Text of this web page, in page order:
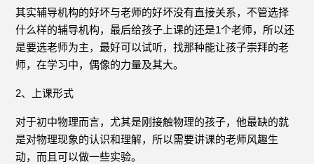
其实辅导机构的好坏与老师的好坏没有直接关系，不管选择
什么样的辅导机构，最后给孩子上课的还是1个老师，所以还
是要选老师为主，最好可以试听，找那种能让孩子崇拜的老
师，在学习中，偶像的力量及其大。
2、上课形式
对于初中物理而言，尤其是刚接触物理的孩子，他最缺的就
是对物理现象的认识和理解，所以需要讲课的老师风趣生
动，而且可以做一些实验。